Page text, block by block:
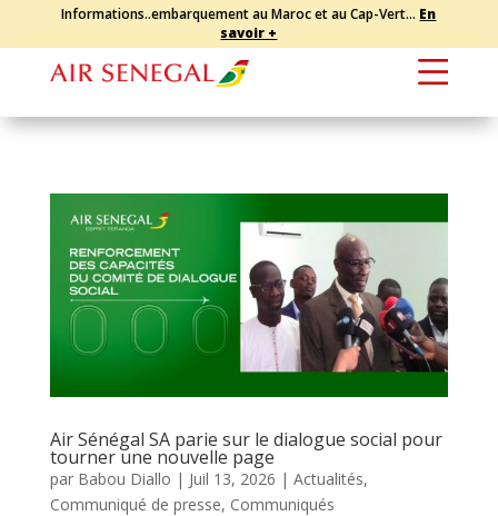
Informations..embarquement au Maroc et au Cap-Vert... En
savoir +
Air Sénégal SA parie sur le dialogue social pour
tourner une nouvelle page
par Babou Diallo | Juil 13, 2026 | Actualités,
Communiqué de presse, Communiqués